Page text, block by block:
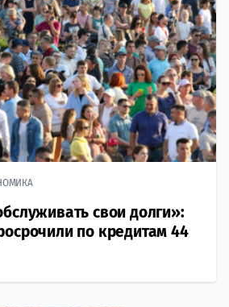
свои долги»:
по кредитам 44